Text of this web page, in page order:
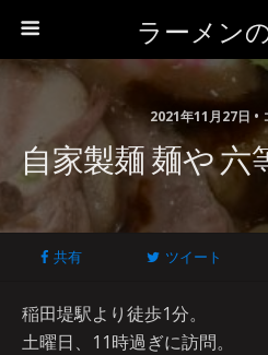
ラーメン
2021年11月27日 •
自家製麺 麺や
共有 ツイート
稲田堤駅より徒歩1分。
土曜日、11時過ぎに訪問。